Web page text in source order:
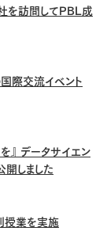
を訪問してPBL成
際交流イベント
』 データサイエン
しました
授業を実施